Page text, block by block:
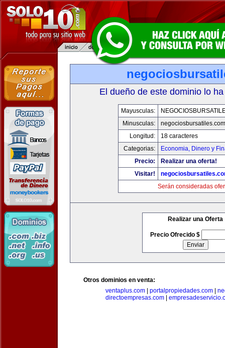
El dueño de este dominio lo
Mayusculas:
Minusculas:
negociosbursatiles.com
Longitud:
18 caracteres
Categorias:
Economia, Dinero y
Precio:
Realizar una oferta!
Visitar!
Serán consideradas
Realizar una Oferta
Precio Ofrecido $
Otros dominios en venta:
ventaplus.com
portalpropiedades.com
directoempresas.com|